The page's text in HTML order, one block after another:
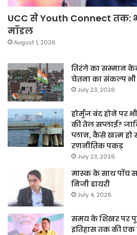
UCC से Youth Connect तक:
मॉडल
August 1, 2026
तिरंगे का सम्मान
चेतना का संकल्प भी
July 23, 2026
होर्मुज बंद होने पर
की तेल सप्लाई?
प्लान, कैसे खत्म हो
रणनीतिक पकड़
July 23, 2026
मास्क के साथ पॉच
निजी डायरी
July 4, 2026
समय के शिखर पर
इतिहास तक की एक